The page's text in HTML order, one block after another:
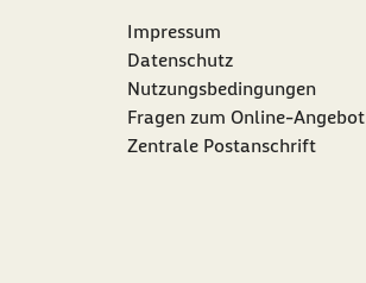
Impressum
Datenschutz
Nutzungsbedingungen
Fragen zum Online-Angebot
Zentrale Postanschrift